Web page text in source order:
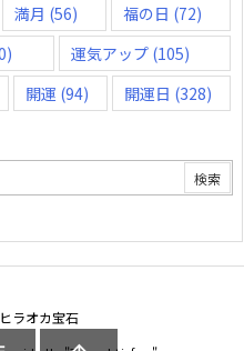
満月 (56) 福の日 (72)
運気アップ(105)
開運 (94) 開運日 (328)
ヒラオカ宝石